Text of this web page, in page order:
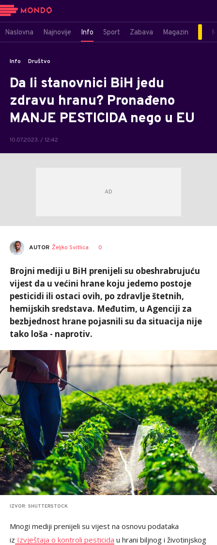
Naslovna Najnovije Info Sport Zabava Magazin
Info Društvo
Da li stanovnici BiH jedu
zdravu hranu? Pronađeno
MANJE PESTICIDA nego u EU
10.07.2023. / 12:42
AUTOR Željko Svitlica 0
Brojni mediji u BiH prenijeli su obeshrabrujuću
vijest da u većini hrane koju jedemo postoje
pesticidi ili ostaci ovih, po zdravlje štetnih,
hemijskih sredstava. Međutim, u Agenciji za
bezbjednost hrane pojasnili su da situacija nije
tako loša - naprotiv.
IZVOR: SHUTTERSTOCK
Mnogi mediji prenijeli su vijest na osnovu podataka
iz Izvještaja o kontroli pesticida u hrani biljnog i životinjskog